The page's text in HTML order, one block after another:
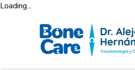
Loading...